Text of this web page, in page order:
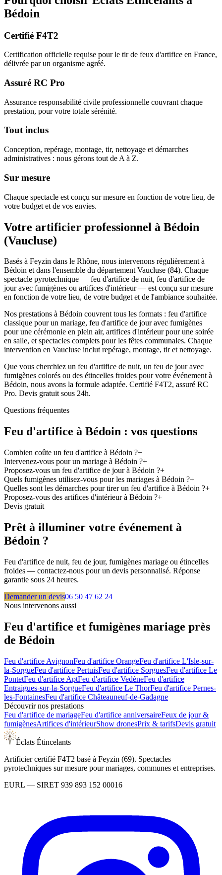
Bédoin
Certifié F4T2
Certification officielle requise pour le tir de feux d'artifice en France,
délivrée par un organisme agréé.
Assuré RC Pro
Assurance responsabilité civile professionnelle couvrant chaque
prestation, pour votre totale sérénité.
Tout inclus
Conception, repérage, montage, tir, nettoyage et démarches
administratives : nous gérons tout de A à Z.
Sur mesure
Chaque spectacle est conçu sur mesure en fonction de votre lieu, de
votre budget et de vos envies.
Votre artificier professionnel à Bédoin
(Vaucluse)
Basés à Feyzin dans le Rhône, nous intervenons régulièrement à
Bédoin et dans l'ensemble du département Vaucluse (84). Chaque
spectacle pyrotechnique — feu d'artifice de nuit, feu d'artifice de
jour avec fumigènes ou artifices d'intérieur — est conçu sur mesure
en fonction de votre lieu, de votre budget et de l'ambiance souhaitée.
Nos prestations à Bédoin couvrent tous les formats : feu d'artifice
classique pour un mariage, feu d'artifice de jour avec fumigènes
pour une cérémonie en plein air, artifices d'intérieur pour une soirée
en salle, et spectacles complets pour les fêtes communales. Chaque
intervention en Vaucluse inclut repérage, montage, tir et nettoyage.
Que vous cherchiez un feu d'artifice de nuit, un feu de jour avec
fumigènes colorés ou des étincelles froides pour votre événement à
Bédoin, nous avons la formule adaptée. Certifié F4T2, assuré RC
Pro. Devis gratuit sous 24h.
Questions fréquentes
Feu d'artifice à Bédoin : vos questions
Combien coûte un feu d'artifice à Bédoin ?+
Intervenez-vous pour un mariage à Bédoin ?+
Proposez-vous un feu d'artifice de jour à Bédoin ?+
Quels fumigènes utilisez-vous pour les mariages à Bédoin ?+
Quelles sont les démarches pour tirer un feu d'artifice à Bédoin ?+
Proposez-vous des artifices d'intérieur à Bédoin ?+
Devis gratuit
Prêt à illuminer votre événement à
Bédoin ?
Feu d'artifice de nuit, feu de jour, fumigènes mariage ou étincelles
froides — contactez-nous pour un devis personnalisé. Réponse
garantie sous 24 heures.
Demander un devis06 50 47 62 24
Nous intervenons aussi
Feu d'artifice et fumigènes mariage près
de Bédoin
Feu d'artifice AvignonFeu d'artifice OrangeFeu d'artifice L'Isle-sur-
la-SorgueFeu d'artifice PertuisFeu d'artifice SorguesFeu d'artifice Le
PontetFeu d'artifice AptFeu d'artifice VedèneFeu d'artifice
Entraigues-sur-la-SorgueFeu d'artifice Le ThorFeu d'artifice Pernes-
les-FontainesFeu d'artifice Châteauneuf-de-Gadagne
Découvrir nos prestations
Feu d'artifice de mariageFeu d'artifice anniversaireFeux de jour &
fumigènesArtifices d'intérieurShow dronesPrix & tarifsDevis gratuit
Éclats Étincelants
Artificier certifié F4T2 basé à Feyzin (69). Spectacles
pyrotechniques sur mesure pour mariages, communes et entreprises.
EURL — SIRET 939 893 152 00016